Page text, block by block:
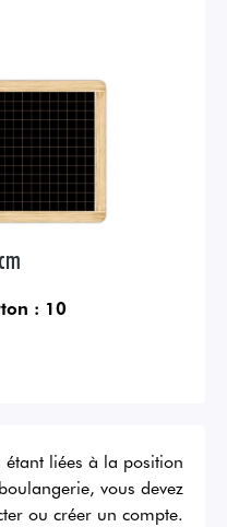
: 10
liées à la position
vous devez
ou créer un compte.